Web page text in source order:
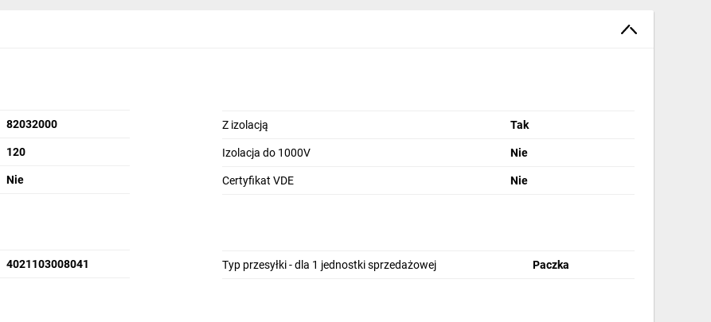
82032000
120
Nie
Z izolacją Tak
Izolacja do 1000V Nie
Certyfikat VDE Nie
4021103008041 Typ przesyłki - dla 1 jednostki sprzedażowej Paczka